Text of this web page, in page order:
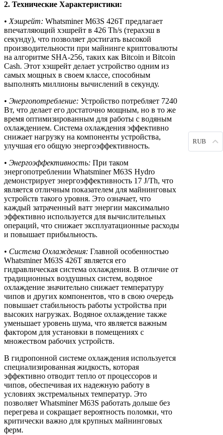
2. Технические Характеристики:
• Хэшрейт: Whatsminer M63S 426T предлагает
впечатляющий хэшрейт в 426 Th/s (терахэш в
секунду), что позволяет достигать высокой
производительности при майнинге криптовалюты
на алгоритме SHA-256, таких как Bitcoin и Bitcoin
Cash. Этот хэшрейт делает устройство одним из
самых мощных в своем классе, способным
выполнять миллионы вычислений в секунду.
• Энергопотребление: Устройство потребляет 7240
Вт, что делает его достаточно мощным, но в то же
время оптимизированным для работы с водяным
охлаждением. Система охлаждения эффективно
снижает нагрузку на компоненты устройства,
улучшая его общую энергоэффективность.
• Энергоэффективность: При таком
энергопотреблении Whatsminer M63S Hydro
демонстрирует энергоэффективность 17 J/Th, что
является отличным показателем для майнинговых
устройств такого уровня. Это означает, что
каждый затраченный ватт энергии максимально
эффективно используется для вычислительных
операций, что снижает эксплуатационные расходы
и повышает прибыльность.
• Система Охлаждения: Главной особенностью
Whatsminer M63S 426T является его
гидравлическая система охлаждения. В отличие от
традиционных воздушных систем, водяное
охлаждение значительно снижает температуру
чипов и других компонентов, что в свою очередь
повышает стабильность работы устройства при
высоких нагрузках. Водяное охлаждение также
уменьшает уровень шума, что является важным
фактором для установки в помещениях с
множеством рабочих устройств.
В гидропонной системе охлаждения используется
специализированная жидкость, которая
эффективно отводит тепло от процессоров и
чипов, обеспечивая их надежную работу в
условиях экстремальных температур. Это
позволяет Whatsminer M63S работать дольше без
перегрева и сокращает вероятность поломки, что
критически важно для крупных майнинговых
ферм.
RUB